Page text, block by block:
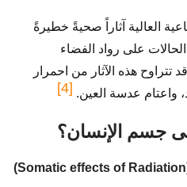
العالية آثاراً صحيةً خطيرةً
على رواد الفضاء
تتراوح هذه الآثار من احمرار
واعتام عدسة العين. [4]
جسم الإنسان؟